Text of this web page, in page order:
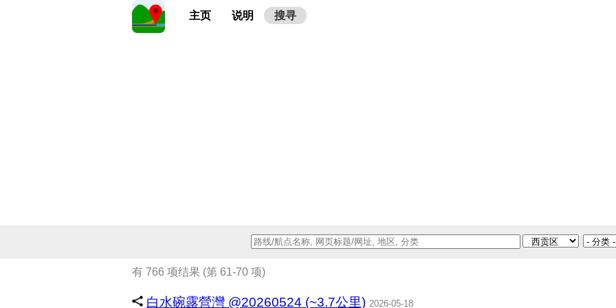
主页 说明 搜寻
有 766 项结果 (第 61-70 项)
白水碗露營灣 @20260524 (~3.7公里) 2026-05-18